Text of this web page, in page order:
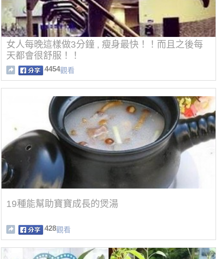
女人每晚這樣做3分鐘 , 瘦身最快！！而且之後每
天都會很舒服！！
4454觀看
19種能幫助寶寶成長的煲湯
428觀看